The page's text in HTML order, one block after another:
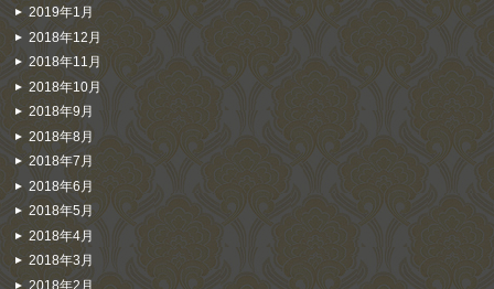
2019年1月
2018年12月
2018年11月
2018年10月
2018年9月
2018年8月
2018年7月
2018年6月
2018年5月
2018年4月
2018年3月
2018年2月